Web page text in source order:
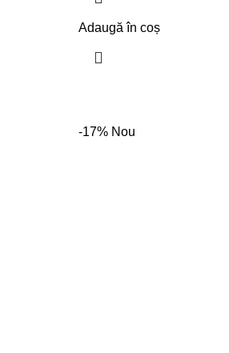
Adaugă în coș
-17% Nou